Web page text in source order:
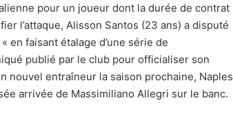
pour un joueur dont la durée de contrat
l’attaque, Alisson Santos (23 ans) a disputé
en faisant étalage d’une série de
publié par le club pour officialiser son
nouvel entraîneur la saison prochaine, Naples
arrivée de Massimiliano Allegri sur le banc.